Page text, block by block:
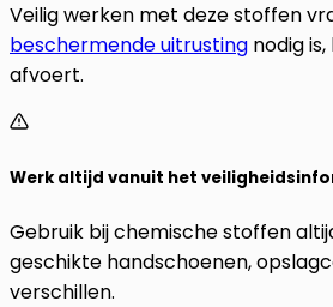
Veilig werken met deze stoffen
beschermende uitrusting nodig
afvoert.
Werk altijd vanuit het
Gebruik bij chemische stoffen
geschikte handschoenen,
verschillen.